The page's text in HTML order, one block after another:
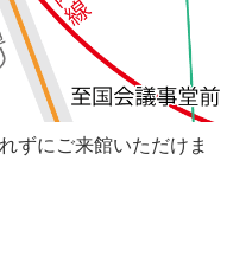
ずにご来館いただけま